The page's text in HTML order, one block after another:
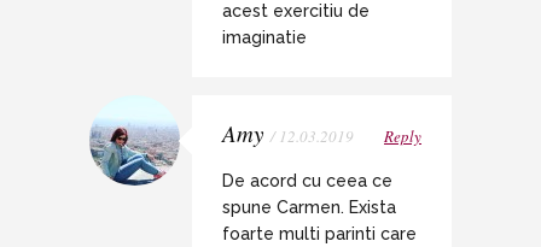
acest exercitiu de
imaginatie
Amy / 12.03.2019 Reply
De acord cu ceea ce
spune Carmen. Exista
foarte multi parinti care